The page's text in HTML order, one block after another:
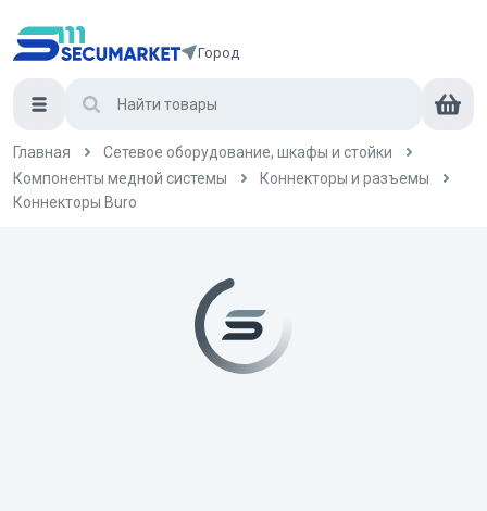
Город
Главная
Сетевое оборудование, шкафы и стойки
Компоненты медной системы
Коннекторы и разъемы
Коннекторы Buro